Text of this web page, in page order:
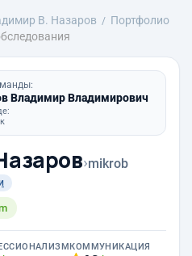
В. Назаров
Портфолио
Владимир Владимирович
›mikrob
КОММУНИКАЦИЯ